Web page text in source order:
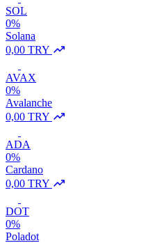
SOL
0%
Solana
0,00 TRY
AVAX
0%
Avalanche
0,00 TRY
ADA
0%
Cardano
0,00 TRY
DOT
0%
Poladot